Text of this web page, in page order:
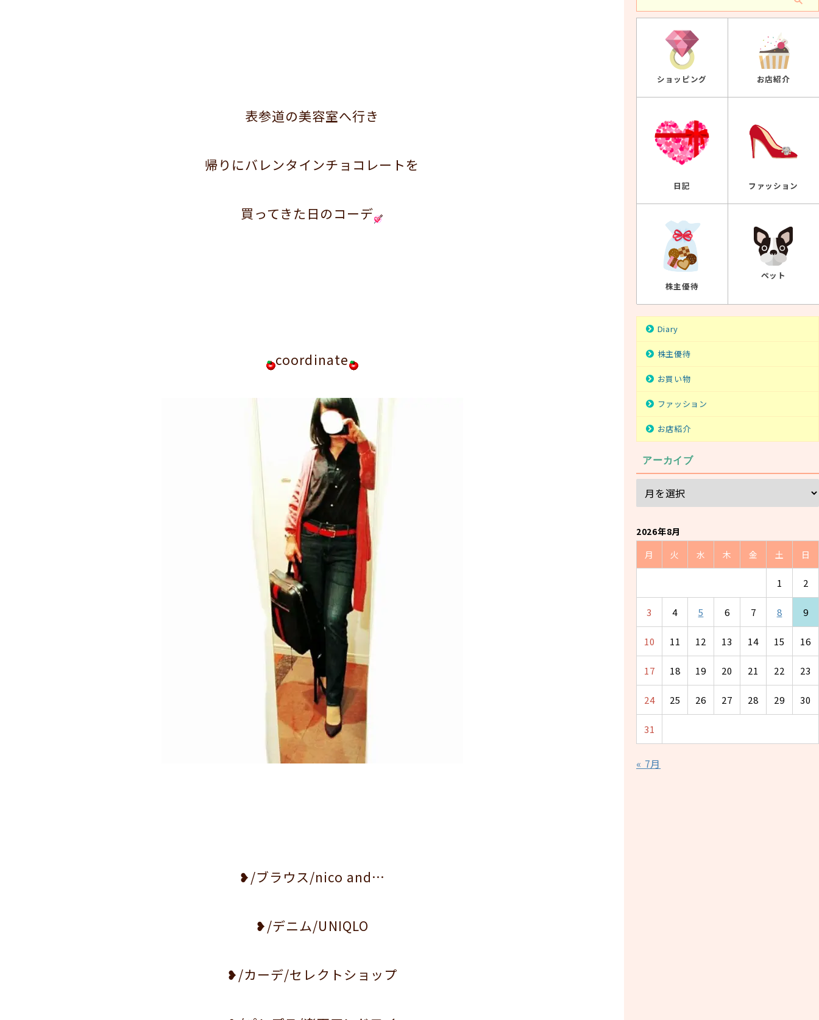
表参道の美容室へ行き
帰りにバレンタインチョコレートを
買ってきた日のコーデ
coordinate
❥/ブラウス/nico and…
❥/デニム/UNIQLO
❥/カーデ/セレクトショップ
ショッピング お店紹介
日記 ファッション
株主優待
ペット
Diary
株主優待
お買い物
ファッション
お店紹介
アーカイブ
2026年8月
月
火 水 木 金 土 日
1 2
3 4 5 6 7 8 9
10 11 12 13 14 15 16
17 18 19 20 21 22 23
24 25 26 27 28 29 30
31
« 7月